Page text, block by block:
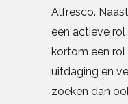
Alfresco.
een actieve
kortom een
uitdaging en
zoeken dan